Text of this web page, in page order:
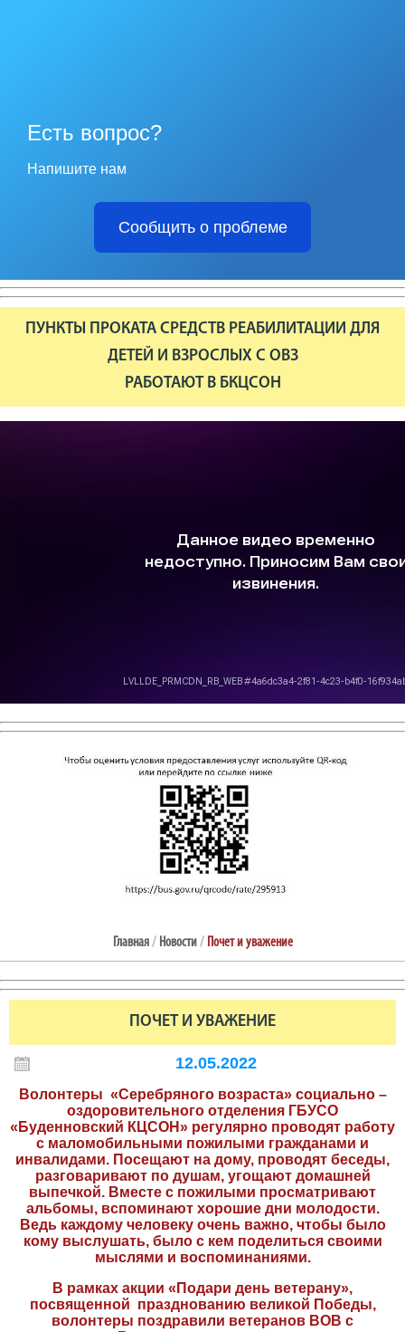
Есть вопрос?
Напишите нам
Сообщить о проблеме
ПУНКТЫ ПРОКАТА СРЕДСТВ РЕАБИЛИТАЦИИ ДЛЯ
ДЕТЕЙ И ВЗРОСЛЫХ С ОВЗ
РАБОТАЮТ В БКЦСОН
Главная / Новости / Почет и уважение
ПОЧЕТ И УВАЖЕНИЕ
12.05.2022
Волонтеры «Серебряного возраста» социально –
оздоровительного отделения ГБУСО
«Буденновский КЦСОН» регулярно проводят работу
с маломобильными пожилыми гражданами и
инвалидами. Посещают на дому, проводят беседы,
разговаривают по душам, угощают домашней
выпечкой. Вместе с пожилыми просматривают
альбомы, вспоминают хорошие дни молодости.
Ведь каждому человеку очень важно, чтобы было
кому выслушать, было с кем поделиться своими
мыслями и воспоминаниями.
В рамках акции «Подари день ветерану»,
посвященной празднованию великой Победы,
волонтеры поздравили ветеранов ВОВ с